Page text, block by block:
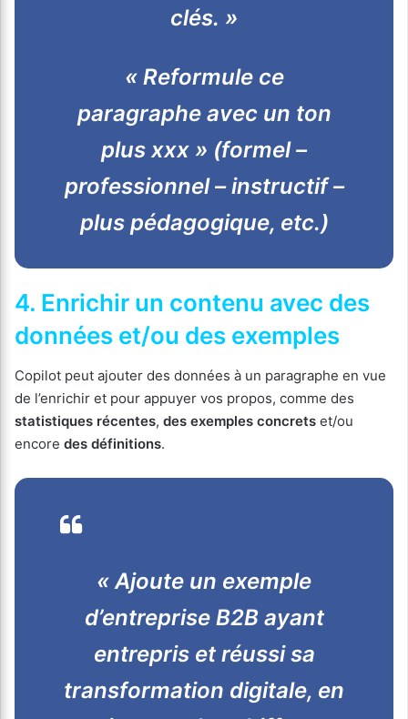
clés. »
« Reformule ce
paragraphe avec un ton
plus xxx » (formel –
professionnel – instructif –
plus pédagogique, etc.)
4. Enrichir un contenu avec des
données et/ou des exemples
Copilot peut ajouter des données à un paragraphe en vue
de l’enrichir et pour appuyer vos propos, comme des
statistiques récentes, des exemples concrets et/ou
encore des définitions.
« Ajoute un exemple
d’entreprise B2B ayant
entrepris et réussi sa
transformation digitale, en